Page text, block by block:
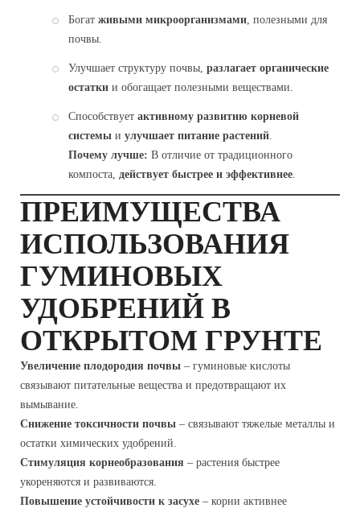
Богат живыми микроорганизмами , полезными для
почвы.
Улучшает структуру почвы, разлагает органические
остатки и обогащает полезными веществами.
Способствует активному развитию корневой
системы и улучшает питание растений
Почему лучше: В отличие от традиционного
компоста, действует быстрее и эффективнее
ПРЕИМУЩЕСТВА
ИСПОЛЬЗОВАНИЯ
ГУМИНОВЫХ
УДОБРЕНИЙ В
ОТКРЫТОМ ГРУНТЕ
Увеличение плодородия почвы – гуминовые кислоты
связывают питательные вещества и предотвращают их
вымывание.
Снижение токсичности почвы – связывают тяжелые металлы и
остатки химических удобрений.
Стимуляция корнеобразования – растения быстрее
укореняются и развиваются.
Повышение устойчивости к засухе – корни активнее